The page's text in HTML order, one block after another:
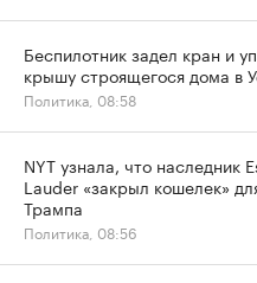
Беспилотник задел кран и
крышу строящегося дома в
Политика, 08:58
NYT узнала, что наследник
Lauder «закрыл кошелек»
Трампа
Политика, 08:56